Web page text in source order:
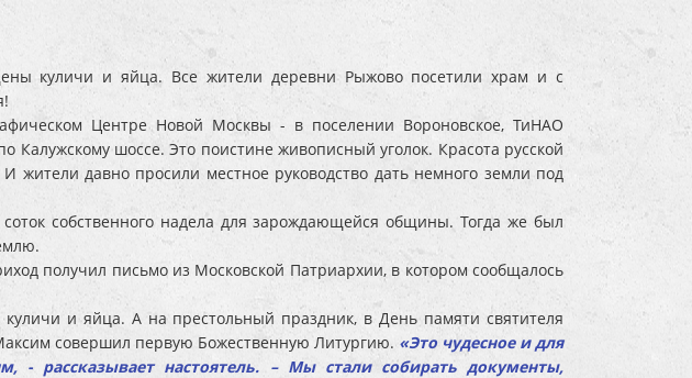
куличи и яйца. Все жители деревни Рыжово посетили храм и с
Центре Новой Москвы - в поселении Вороновское, ТиНАО
шоссе. Это поистине живописный уголок. Красота русской
давно просили местное руководство дать немного земли под
собственного надела для зарождающейся общины. Тогда же был
получил письмо из Московской Патриархии, в котором сообщалось
куличи и яйца. А на престольный праздник, в День памяти святителя
совершил первую Божественную Литургию. «Это чудесное и для
рассказывает настоятель. – Мы стали собирать документы,